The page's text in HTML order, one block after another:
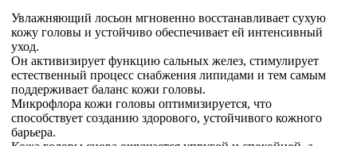
Увлажняющий лосьон мгновенно восстанавливает сухую
кожу головы и устойчиво обеспечивает ей интенсивный
уход.
Он активизирует функцию сальных желез, стимулирует
естественный процесс снабжения липидами и тем самым
поддерживает баланс кожи головы.
Микрофлора кожи головы оптимизируется, что
способствует созданию здорового, устойчивого кожного
барьера.